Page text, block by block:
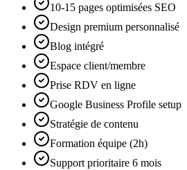
10-15 pages optimisées SEO
Design premium personnalisé
Blog intégré
Espace client/membre
Prise RDV en ligne
Google Business Profile setup
Stratégie de contenu
Formation équipe (2h)
Support prioritaire 6 mois